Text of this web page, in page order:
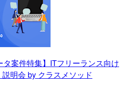
タ案件特集】ITフリーランス向け
説明会 by クラスメソッド